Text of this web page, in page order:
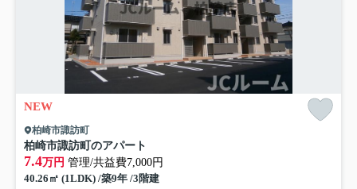
NEW
柏崎市諏訪町
柏崎市諏訪町のアパート
7.4万円 管理/共益費7,000円
40.26㎡ (1LDK) /築9年 /3階建